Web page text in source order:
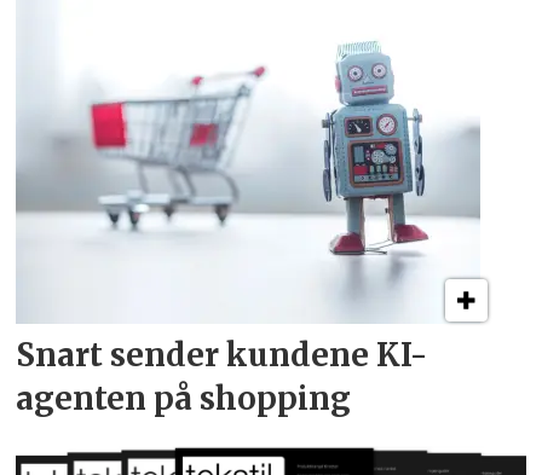
Snart sender kundene KI-
agenten på shopping